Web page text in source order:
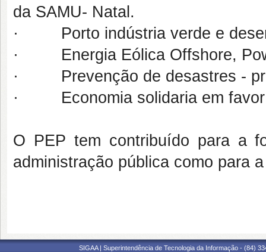
da SAMU- Natal.
·
Porto indústria verde e
·
Energia Eólica Offshore,
·
Prevenção de desastres -
·
Economia solidaria em
O PEP tem contribuído para a
administração pública como para
SIGAA | Superintendência de Tecnologia da Informação - (84)